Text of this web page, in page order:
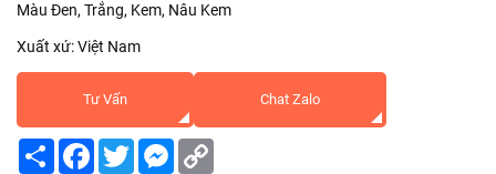
Màu Đen, Trắng, Kem, Nâu Kem
Xuất xứ: Việt Nam
Tư Vấn Chat Zalo
Share Facebook
TwitterMessenger